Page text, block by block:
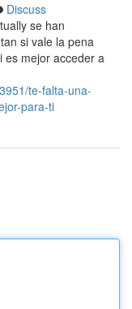
Discuss
se han
si vale la pena
es mejor acceder a
te-falta-una-
para-ti